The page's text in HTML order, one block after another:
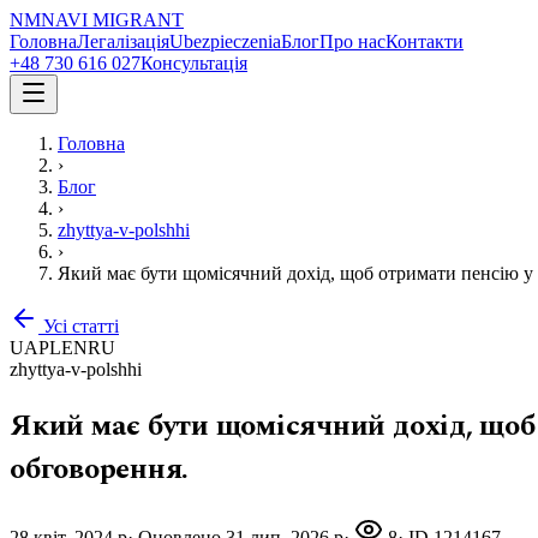
NMNAVI MIGRANT
ГоловнаЛегалізаціяUbezpieczeniaБлогПро насКонтакти
+48 730 616 027Консультація
Головна
›
Блог
›
zhyttya-v-polshhi
›
Який має бути щомісячний дохід, щоб отримати пенсію у
Усі статті
UAPLENRU
zhyttya-v-polshhi
Який має бути щомісячний дохід,
обговорення.